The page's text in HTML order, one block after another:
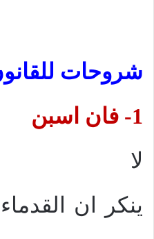
شروحات
1- فان اسبن
لا
ينكر ان